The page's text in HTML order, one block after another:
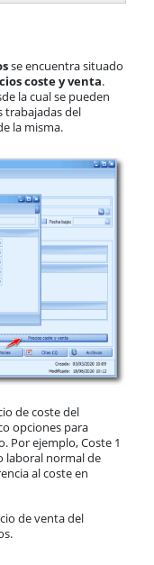
se encuentra situado
coste y venta.
la cual se pueden
trabajadas del
la misma.
de coste del
opciones para
Por ejemplo, Coste 1
laboral normal de
al coste en
de venta del